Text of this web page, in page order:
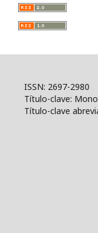
ISSN: 2697-2980
Título-clave:
Título-clave